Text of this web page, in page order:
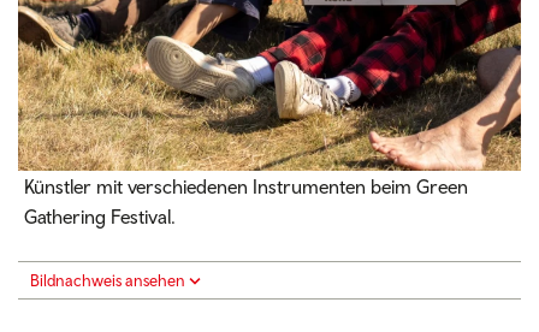
Künstler mit verschiedenen Instrumenten beim Green
Gathering Festival.
Bildnachweis ansehen